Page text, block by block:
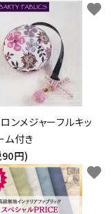
ンメジャーフルキッ
ム付き
円)
favorite
favorite